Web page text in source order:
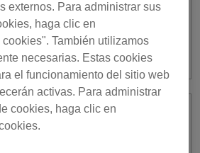
entre el inicio de
de DJ y rekordbox
sesión en el
un código QR?
externos. Para administrar sus
haga clic en
También utilizamos
necesarias. Estas cookies
el funcionamiento del sitio web
activas. Para administrar
cookies, haga clic en